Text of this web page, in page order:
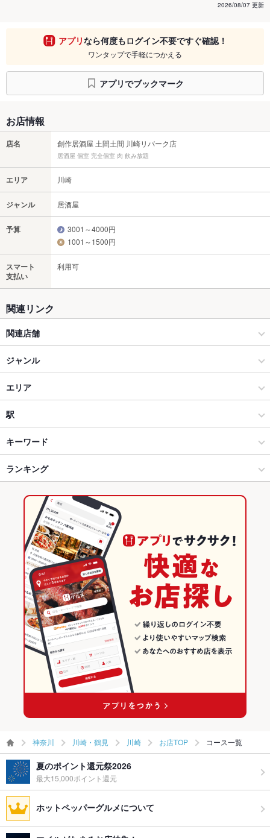
2026/08/07 更新
アプリなら何度もログイン不要ですぐ確認！
ワンタップで手軽につかえる
アプリでブックマーク
お店情報
店名 創作居酒屋 土間土間 川崎リバーク店
居酒屋 個室 完全個室 肉 飲み放題
エリア 川崎
ジャンル 居酒屋
予算
3001～4000円
1001～1500円
スマート
支払い
利用可
関連リンク
関連店舗
土間土間
創作居酒屋 土間土間 八重洲店
創作居酒屋 土間土間 横浜駅前店
創作居酒屋 土間土間 五反田東口店
創作居酒屋 土間土間 自由が丘店
創作居酒屋 土間土間 登戸店
創作居酒屋 土間土間 戸塚店
創作居酒屋 土間土間 センター南店
創作居酒屋 土間土間 飯田橋店
創作居酒屋 土間土間（DINING土間）イオン新浦安店
土間土間（どま酒場）草加店
その他の関連店舗
ジャンル
居酒屋
和風
川崎・鶴見 × 居酒屋
川崎・鶴見 × 和風
川崎駅 × 居酒屋
川崎駅 × 和風
創作料理
川崎・鶴見 × 創作料理
川崎・鶴見 × 和風
川崎駅 × 創作料理
川崎駅 × 和風
エリア
川崎
川崎 × 居酒屋
川崎 × 和風
川崎 × 創作料理
川崎 × 和風
神奈川
神奈川 × 居酒屋
神奈川 × 和風
神奈川 × 創作料理
神奈川 × 和風
駅
川崎駅
京急川崎駅
キーワード
からあげ
カルボナーラ ピザ マルゲリータ
たこ焼き
ランキング
神奈川のグルメランキング
神奈川の居酒屋ランキング
川崎・鶴見のグルメランキング
川崎・鶴見の居酒屋ランキング
川崎のグルメランキング
川崎の居酒屋ランキング
神奈川 川崎・鶴見 川崎 お店TOP コース一覧
夏のポイント還元祭2026
最大15,000ポイント還元
ホットペッパーグルメについて